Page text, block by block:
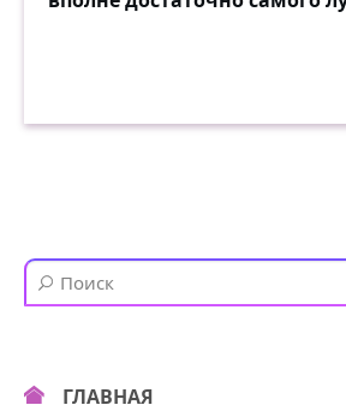
ГЛАВНАЯ